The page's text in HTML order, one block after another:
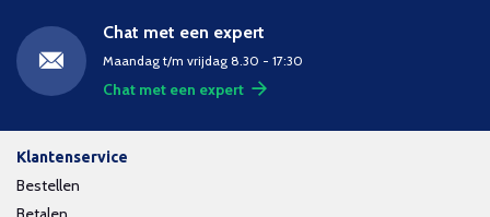
Chat met een expert
Maandag t/m vrijdag 8.30 - 17:30
Chat met een expert
Klantenservice
Bestellen